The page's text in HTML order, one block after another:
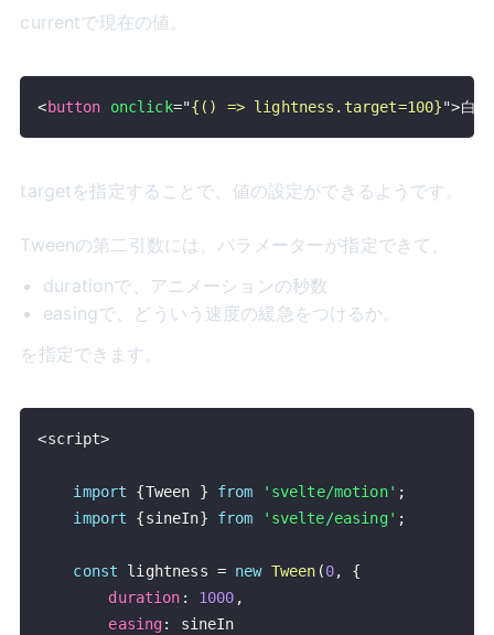
currentで現在の値。
<button onclick="{ ( ) => lightness . target=100}">白
targetを指定することで、値の設定ができるようです。
Tweenの第二引数には、パラメーターが指定できて、
durationで、アニメーションの秒数
easingで、どういう速度の緩急をつけるか。
を指定できます。
<script>
import {Tween } from 'svelte/motion' ;
import
{sineIn} from 'svelte/easing' ;
const lightness = new Tween (0,
{
duration : 1000 ,
easing: